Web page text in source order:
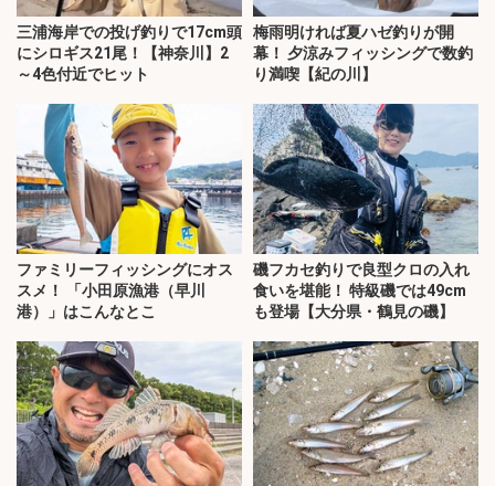
三浦海岸での投げ釣りで17cm頭
にシロギス21尾！【神奈川】2
～4色付近でヒット
梅雨明ければ夏ハゼ釣りが開
幕！ 夕涼みフィッシングで数釣
り満喫【紀の川】
ファミリーフィッシングにオス
スメ！ 「小田原漁港（早川
港）」はこんなとこ
磯フカセ釣りで良型クロの入れ
食いを堪能！ 特級磯では49cm
も登場【大分県・鶴見の磯】